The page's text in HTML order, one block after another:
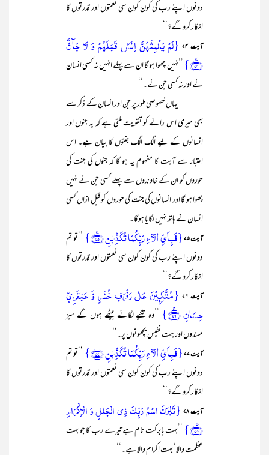
دونوں اپنے رب کی کون کون سی نعمتوں اور قدرتوں کا
انکار کرو گے؟‘‘
آیت ۷۴
{لَمۡ یَطۡمِثۡہُنَّ اِنۡسٌ قَبۡلَہُمۡ وَ لَا جَآنٌّ
﴿ۚ۷۴﴾}
’’نہیں چھوا ہو گا ان سے پہلے انہیں نہ کسی انسان
نے اور نہ کسی جن نے۔‘‘
یہاں خصوصی طور پر جن اور انسان کے ذکر سے
بھی میری اس رائے کو تقویت ملتی ہے کہ یہ جنوں اور
انسانوں کے لیے الگ الگ جنتوں کا بیان ہے۔ اس
اعتبار سے آیت کا مفہوم یہ ہو گا کہ جنوں کی جنت کی
حوروں کو ان کے خاوندوں سے پہلے کسی جن نے نہیں
چھوا ہو گا اور انسانوں کی جنت کی حوروں کو قبل ازاں کسی
انسان نے ہاتھ نہیں لگایا ہوگا۔
آیت ۷۵ {فَبِاَیِّ اٰلَآءِ رَبِّکُمَا تُکَذِّبٰنِ ﴿ۚ۷۵﴾}
’’تو تم
دونوں اپنے رب کی کون کون سی نعمتوں اور قدرتوں کا
انکار کرو گے؟‘‘
آیت ۷۶
{مُتَّکِـِٕیۡنَ عَلٰی رَفۡرَفٍ خُضۡرٍ وَّ عَبۡقَرِیٍّ
حِسَانٍ ﴿ۚ۷۶﴾}
’’وہ تکیے لگائے بیٹھے ہوں گے سبز
مسندوں اور بہت نفیس بچھونوں پر۔‘‘
آیت ۷۷ {فَبِاَیِّ اٰلَآءِ رَبِّکُمَا تُکَذِّبٰنِ ﴿۷۷﴾}
’’تو تم
دونوں اپنے رب کی کون کون سی نعمتوں اور قدرتوں کا
انکار کرو گے؟‘‘
آیت ۷۸
{تَبٰرَکَ اسۡمُ رَبِّکَ ذِی الۡجَلٰلِ وَ الۡاِکۡرَامِ
﴿٪۷۸﴾}
’’بہت بابرکت نام ہے تیرے رب کا جو بہت
عظمت والا‘ بہت اکرام والا ہے۔‘‘